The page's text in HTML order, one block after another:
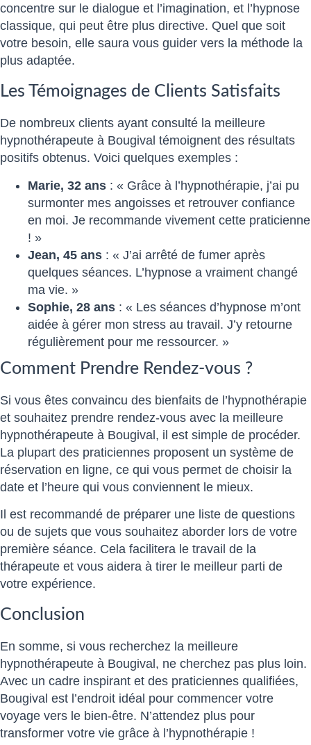
concentre sur le dialogue et l’imagination, et l’hypnose
classique, qui peut être plus directive. Quel que soit
votre besoin, elle saura vous guider vers la méthode la
plus adaptée.
Les Témoignages de Clients Satisfaits
De nombreux clients ayant consulté la meilleure
hypnothérapeute à Bougival témoignent des résultats
positifs obtenus. Voici quelques exemples :
Marie, 32 ans : « Grâce à l’hypnothérapie, j’ai pu
surmonter mes angoisses et retrouver confiance
en moi. Je recommande vivement cette praticienne
! »
Jean, 45 ans : « J’ai arrêté de fumer après
quelques séances. L’hypnose a vraiment changé
ma vie. »
Sophie, 28 ans : « Les séances d’hypnose m’ont
aidée à gérer mon stress au travail. J’y retourne
régulièrement pour me ressourcer. »
Comment Prendre Rendez-vous ?
Si vous êtes convaincu des bienfaits de l’hypnothérapie
et souhaitez prendre rendez-vous avec la meilleure
hypnothérapeute à Bougival, il est simple de procéder.
La plupart des praticiennes proposent un système de
réservation en ligne, ce qui vous permet de choisir la
date et l’heure qui vous conviennent le mieux.
Il est recommandé de préparer une liste de questions
ou de sujets que vous souhaitez aborder lors de votre
première séance. Cela facilitera le travail de la
thérapeute et vous aidera à tirer le meilleur parti de
votre expérience.
Conclusion
En somme, si vous recherchez la meilleure
hypnothérapeute à Bougival, ne cherchez pas plus loin.
Avec un cadre inspirant et des praticiennes qualifiées,
Bougival est l’endroit idéal pour commencer votre
voyage vers le bien-être. N’attendez plus pour
transformer votre vie grâce à l’hypnothérapie !